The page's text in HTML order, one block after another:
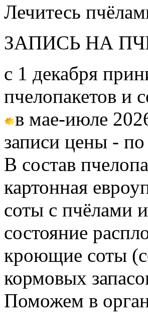
Лечитесь
ЗАПИСЬ НА
с 1 декабря
пчелопакетов и
в мае-июле
записи цены - по
В состав
картонная
соты с пчёлами
состояние
кроющие соты
кормовых
Поможем в